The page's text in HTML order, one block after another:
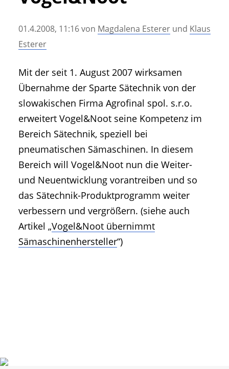
• Geschichte und Geschichten
• Messen und Veranstaltungen
• Mitteilung der Redaktion
• Artikel nach Hersteller/Marke
01.4.2008, 11:16von Magdalena Esterer und Klaus
Esterer
Mit der seit 1. August 2007 wirksamen
Übernahme der Sparte Sätechnik von der
slowakischen Firma Agrofinal spol. s.r.o.
erweitert Vogel&Noot seine Kompetenz im
Bereich Sätechnik, speziell bei
pneumatischen Sämaschinen. In diesem
Bereich will Vogel&Noot nun die Weiter-
und Neuentwicklung vorantreiben und so
das Sätechnik-Produktprogramm weiter
verbessern und vergrößern. (siehe auch
Artikel „Vogel&Noot übernimmt
Sämaschinenhersteller“)